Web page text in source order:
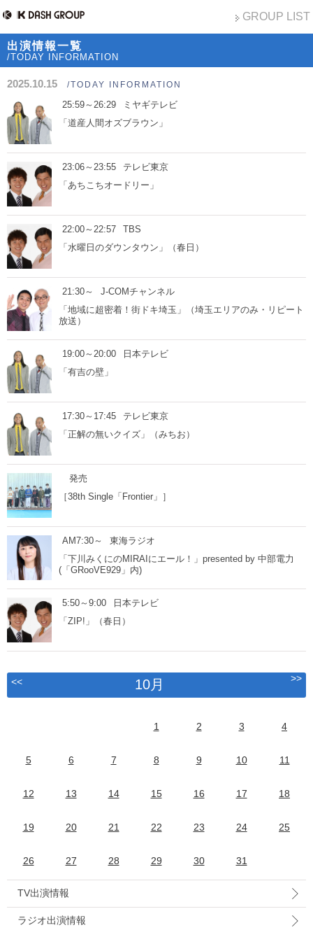
GROUP LIST
出演情報一覧
/TODAY INFORMATION
2025.10.15 /TODAY INFORMATION
25:59～26:29
ミヤギテレビ
「道産人間オズブラウン」
23:06～23:55
テレビ東京
「あちこちオードリー」
22:00～22:57
TBS
「水曜日のダウンタウン」（春日）
21:30～
J-COMチャンネル
「地域に超密着！街ドキ埼玉」（埼玉エリアのみ・リピート
放送）
19:00～20:00
日本テレビ
「有吉の壁」
17:30～17:45
テレビ東京
「正解の無いクイズ」（みちお）
発売
［38th Single「Frontier」］
AM7:30～
東海ラジオ
「下川みくにのMIRAIにエール！」presented by 中部電力
(「GRooVE929」内)
5:50～9:00
日本テレビ
「ZIP!」（春日）
<< 10月 >>
1 2 3 4
5 6 7 8 9 10 11
12 13 14 15 16 17 18
19 20 21 22 23 24 25
26 27 28 29 30 31
TV出演情報
ラジオ出演情報